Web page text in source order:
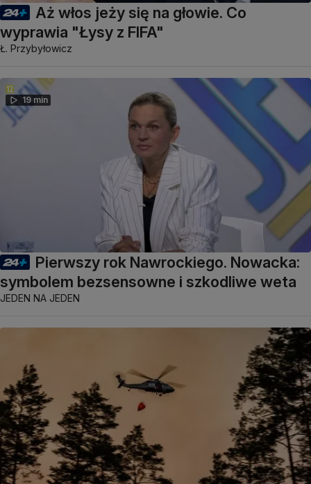
Aż włos jeży się na głowie. Co
wyprawia "Łysy z FIFA"
Ł. Przybyłowicz
19 min
Pierwszy rok Nawrockiego. Nowacka:
symbolem bezsensowne i szkodliwe weta
JEDEN NA JEDEN